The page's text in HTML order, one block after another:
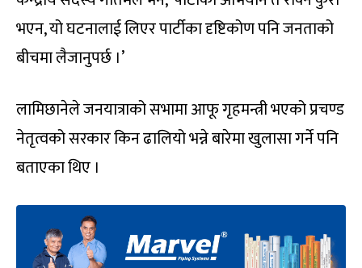
भएन, यो घटनालाई लिएर पार्टीका दृष्टिकोण पनि जनताको
बीचमा लैजानुपर्छ ।’
लामिछानेले जनयात्राको सभामा आफू गृहमन्त्री भएको प्रचण्ड
नेतृत्वको सरकार किन ढालियो भन्ने बारेमा खुलासा गर्ने पनि
बताएका थिए ।